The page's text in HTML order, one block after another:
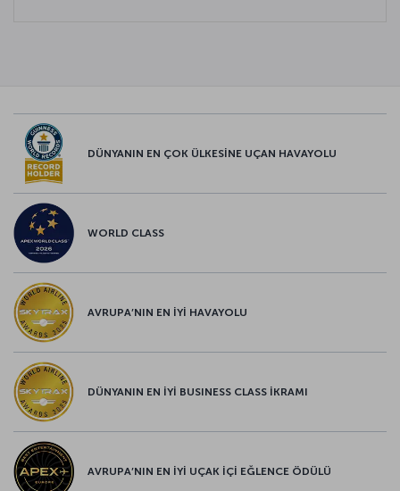
DÜNYANIN EN ÇOK ÜLKESİNE UÇAN HAVAYOLU
WORLD CLASS
AVRUPA’NIN EN İYİ HAVAYOLU
DÜNYANIN EN İYİ BUSINESS CLASS İKRAMI
AVRUPA’NIN EN İYİ UÇAK İÇİ EĞLENCE ÖDÜLÜ